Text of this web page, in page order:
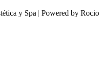
y Spa | Powered by Rocio